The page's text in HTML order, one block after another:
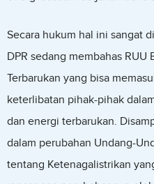
Secara hukum hal ini sangat
DPR sedang membahas RUU
Terbarukan yang bisa
keterlibatan pihak-pihak
dan energi terbarukan.
dalam perubahan Undang-
tentang Ketenagalistrikan